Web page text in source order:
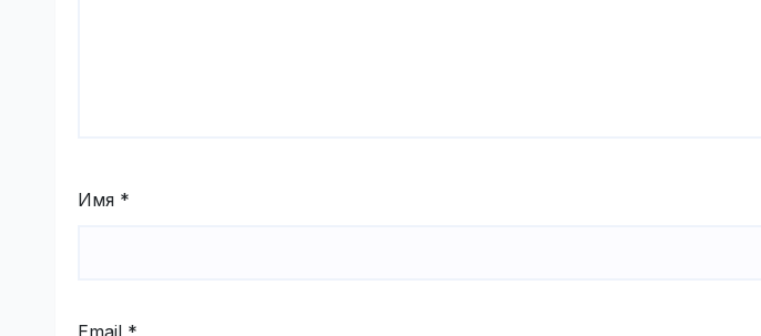
Имя *